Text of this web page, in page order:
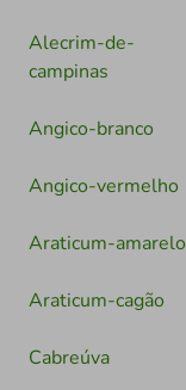
Alecrim-de-
campinas
Angico-branco
Angico-vermelho
Araticum-amarelo
Araticum-cagão
Cabreúva